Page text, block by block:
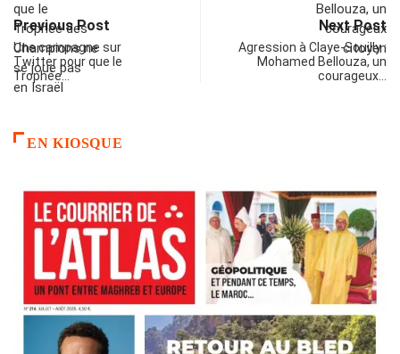
Previous Post
Une campagne sur
Twitter pour que le
Trophée…
Next Post
Agression à Claye-Souilly :
Mohamed Bellouza, un
courageux…
EN KIOSQUE